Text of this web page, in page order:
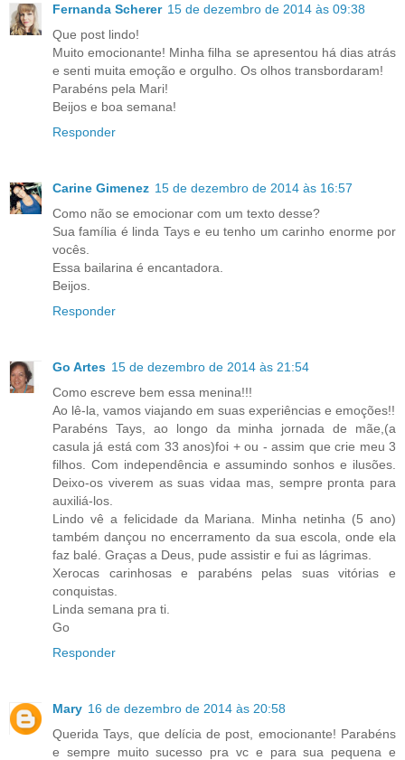
Fernanda Scherer 15 de dezembro de 2014 às 09:38
Que post lindo!
Muito emocionante! Minha filha se apresentou há dias atrás
e senti muita emoção e orgulho. Os olhos transbordaram!
Parabéns pela Mari!
Beijos e boa semana!
Responder
Carine Gimenez 15 de dezembro de 2014 às 16:57
Como não se emocionar com um texto desse?
Sua família é linda Tays e eu tenho um carinho enorme por
vocês.
Essa bailarina é encantadora.
Beijos.
Responder
Go Artes 15 de dezembro de 2014 às 21:54
Como escreve bem essa menina!!!
Ao lê-la, vamos viajando em suas experiências e emoções!!
Parabéns Tays, ao longo da minha jornada de mãe,(a
casula já está com 33 anos)foi + ou - assim que crie meu 3
filhos. Com independência e assumindo sonhos e ilusões.
Deixo-os viverem as suas vidaa mas, sempre pronta para
auxiliá-los.
Lindo vê a felicidade da Mariana. Minha netinha (5 ano)
também dançou no encerramento da sua escola, onde ela
faz balé. Graças a Deus, pude assistir e fui as lágrimas.
Xerocas carinhosas e parabéns pelas suas vitórias e
conquistas.
Linda semana pra ti.
Go
Responder
Mary 16 de dezembro de 2014 às 20:58
Querida Tays, que delícia de post, emocionante! Parabéns
e sempre muito sucesso pra vc e para sua pequena e